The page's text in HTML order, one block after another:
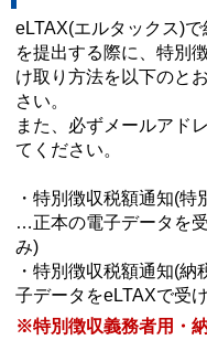
eLTAX(エルタックス)
を提出する際に、特別
け取り方法を以下のと
さい。
また、必ずメールアド
てください。
・特別徴収税額通知(特
…正本の電子データを
み)
・特別徴収税額通知(
子データをeLTAXで受
※特別徴収義務者用・